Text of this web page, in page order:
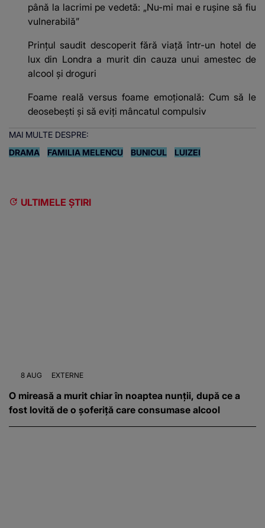
până la lacrimi pe vedetă: „Nu-mi mai e rușine să fiu
vulnerabilă”
Prințul saudit descoperit fără viață într-un hotel de
lux din Londra a murit din cauza unui amestec de
alcool și droguri
Foame reală versus foame emoțională: Cum să le
deosebești și să eviți mâncatul compulsiv
MAI MULTE DESPRE:
DRAMA
FAMILIA MELENCU BUNICUL LUIZEI
ULTIMELE ȘTIRI
8 AUG EXTERNE
O mireasă a murit chiar în noaptea nunții, după ce a
fost lovită de o șoferiță care consumase alcool